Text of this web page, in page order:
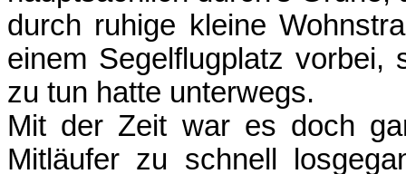
durch ruhige kleine
einem Segelflugplatz
zu tun hatte unterwegs.
Mit der Zeit war es doch
Mitläufer zu schnell